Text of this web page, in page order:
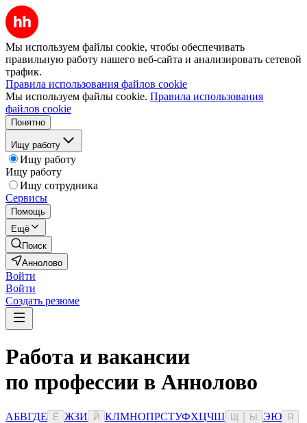
Мы используем файлы cookie, чтобы обеспечивать
правильную работу нашего веб-сайта и анализировать сетевой
трафик.
Правила использования файлов cookie
Мы используем файлы cookie. Правила использования
файлов cookie
Понятно
Ищу работу
Ищу работу
Ищу работу
Ищу сотрудника
Сервисы
Помощь
Ещё
Поиск
Аннолово
Войти
Войти
Создать резюме
Работа и вакансии
по профессии в Аннолово
АБВГДЕ Ё ЖЗИ Й КЛМНОПРСТУФХЦЧШ Ы ЭЮ Я